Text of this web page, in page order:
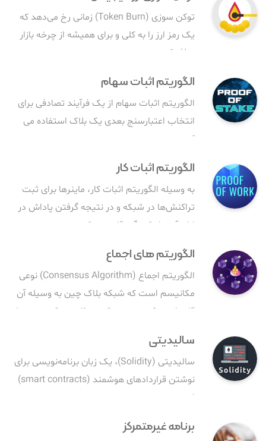
توکن سوزی (Token Burn) زمانی رخ می‌دهد که
یک رمز ارز را به کلی و برای همیشه از چرخه بازار
حذف کنیم.
الگوریتم اثبات سهام
الگوریتم اثبات سهام از یک فرآیند تصادفی برای
انتخاب اعتبارسنج بعدی یک بلاک استفاده می
کند.
الگوریتم اثبات کار
به وسیله الگوریتم اثبات کار، ماینرها برای ثبت
تراکنش‌ها در شبکه و در نتیجه گرفتن پاداش در
ازای آن، با یکدیگر رقابت می‌کنند.
الگوریتم های اجماع
الگوریتم اجماع (Consensus Algorithm) نوعی
مکانیسم است که شبکه بلاک چین به وسیله آن
قادر است که در مورد یک مسئله به یک نتیجه یا
سالیدیتی
سالیدیتی (Solidity)، یک زبان برنامه‌نویسی برای
نوشتن قرارداد‌های هوشمند (smart contracts)
است.
برنامه غیرمتمرکز